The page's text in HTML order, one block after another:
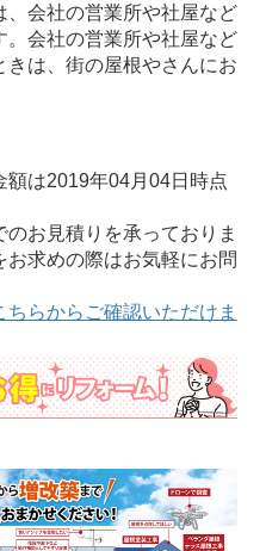
、会社の営業所や社屋など
会社の営業所や社屋など
は、街の屋根やさんにお
は2019年04月04日時点
お見積りを承っておりま
求めの際はお気軽にお問
らからご確認いただけま